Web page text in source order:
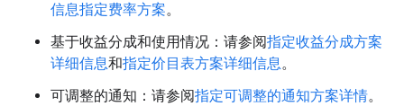
信息指定费率方案。
基于收益分成和使用情况：请参阅指定收益分成方案
详细信息和指定价目表方案详细信息。
可调整的通知：请参阅指定可调整的通知方案详情。